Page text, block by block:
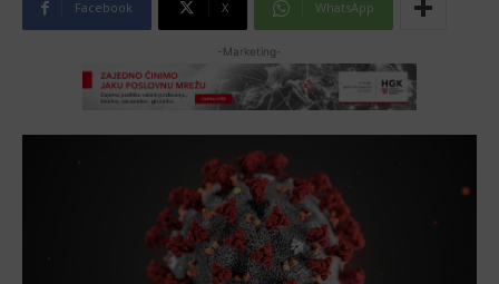
Facebook X WhatsApp
-Marketing-